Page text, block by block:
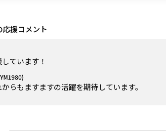
応援コメント
ています！
からもますますの活躍を期待しています。